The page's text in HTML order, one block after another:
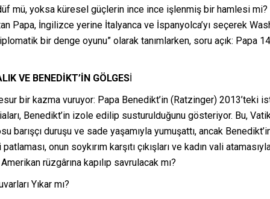
mü, yoksa küresel güçlerin ince ince işlenmiş bir hamlesi mi?
Papa, İngilizce yerine İtalyanca ve İspanyolca’yı seçerek
bir denge oyunu” olarak tanımlarken, soru açık: Papa
VE BENEDİKT’İN GÖLGESİ
bir kazma vuruyor: Papa Benedikt’in (Ratzinger)
Benedikt’in izole edilip susturulduğunu gösteriyor. Bu,
barışçı duruşu ve sade yaşamıyla yumuşattı, ancak
onun soykırım karşıtı çıkışları ve kadın vali
rüzgârına kapılıp savrulacak mı?
Yıkar mı?